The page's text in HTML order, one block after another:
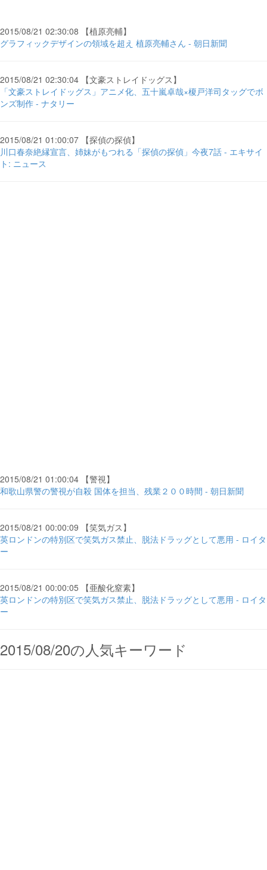
2015/08/21 02:30:08 【植原亮輔】
グラフィックデザインの領域を超え 植原亮輔さん - 朝日新聞
2015/08/21 02:30:04 【文豪ストレイドッグス】
「文豪ストレイドッグス」アニメ化、五十嵐卓哉×榎戸洋司タッグでボ
ンズ制作 - ナタリー
2015/08/21 01:00:07 【探偵の探偵】
川口春奈絶縁宣言、姉妹がもつれる「探偵の探偵」今夜7話 - エキサイ
ト: ニュース
2015/08/21 01:00:04 【警視】
和歌山県警の警視が自殺 国体を担当、残業２００時間 - 朝日新聞
2015/08/21 00:00:09 【笑気ガス】
英ロンドンの特別区で笑気ガス禁止、脱法ドラッグとして悪用 - ロイタ
ー
2015/08/21 00:00:05 【亜酸化窒素】
英ロンドンの特別区で笑気ガス禁止、脱法ドラッグとして悪用 - ロイタ
ー
2015/08/20の人気キーワード